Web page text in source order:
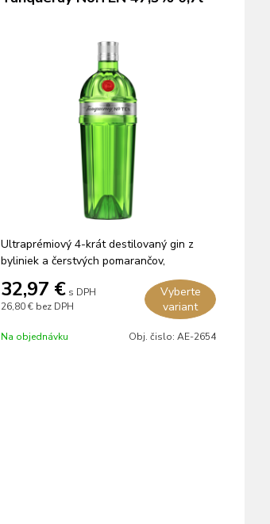
Ultraprémiový 4-krát destilovaný gin z
byliniek a čerstvých pomarančov,
32,97 € s DPH
26,80 € bez DPH
Vyberte
variant
Na objednávku Obj. čislo: AE-2654